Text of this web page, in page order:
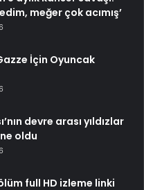
meğer çok acımış’
İçin Oyuncak
devre arası yıldızlar
oldu
full HD izleme linki